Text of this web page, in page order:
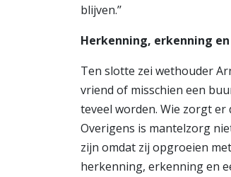
blijven.’’
Herkenning, erkenning
Ten slotte zei wethouder
vriend of misschien een
teveel worden. Wie zorgt
Overigens is mantelzorg
zijn omdat zij opgroeien
herkenning, erkenning en